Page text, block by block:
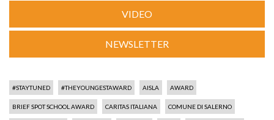
VIDEO
NEWSLETTER
#STAYTUNED #THEYOUNGESTAWARD AISLA AWARD
BRIEF SPOT SCHOOL AWARD CARITAS ITALIANA COMUNE DI SALERNO